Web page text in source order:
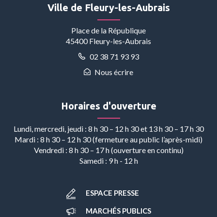
FacebookInstagram
LinkedinYoutubeWhatsapp
Ville de Fleury-les-Aubrais
Place de la République
45400 Fleury-les-Aubrais
02 38 71 93 93
Nous écrire
Horaires d'ouverture
Lundi, mercredi, jeudi : 8 h 30 – 12 h 30 et 13 h 30 – 17 h 30
Mardi : 8 h 30 – 12 h 30 (fermeture au public l’après-midi)
Vendredi : 8 h 30 – 17 h (ouverture en continu)
Samedi : 9 h - 12 h
ESPACE PRESSE
MARCHÉS PUBLICS